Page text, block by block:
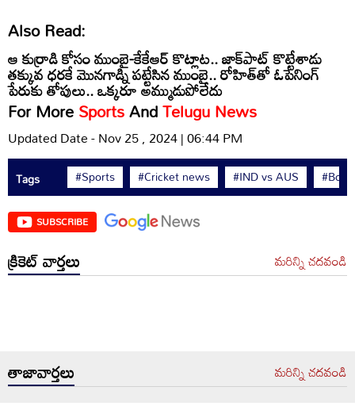
Also Read:
ఆ కుర్రాడి కోసం ముంబై-కేకేఆర్ కొట్లాట.. జాక్‌పాట్ కొట్టేశాడు
తక్కువ ధరకే మొనగాడ్ని పట్టేసిన ముంబై.. రోహిత్‌తో ఓపెనింగ్
పేరుకు తోపులు.. ఒక్కరూ అమ్ముడుపోలేదు
For MoreSportsAndTelugu News
Updated Date - Nov 25 , 2024 | 06:44 PM
Tags #Sports #Cricket news #IND vs AUS
SUBSCRIBE
క్రికెట్ వార్తలు మరిన్ని చదవండి
తాజావార్తలు మరిన్ని చదవండి